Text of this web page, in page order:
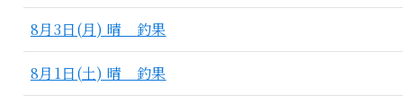
8月3日(月) 晴 釣果
8月1日(土) 晴 釣果